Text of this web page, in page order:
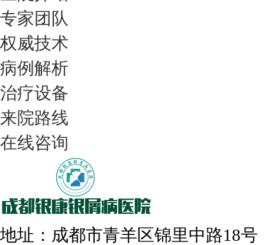
我们只治银屑病，我们在成都坐诊
308nm激光：银屑病治疗更高效
专家团队
权威技术
病例解析
治疗设备
来院路线
在线咨询
地址：成都市青羊区锦里中路18